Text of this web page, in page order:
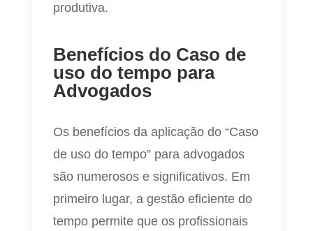
produtiva.
Benefícios do Caso de
uso do tempo para
Advogados
Os benefícios da aplicação do “Caso
de uso do tempo” para advogados
são numerosos e significativos. Em
primeiro lugar, a gestão eficiente do
tempo permite que os profissionais